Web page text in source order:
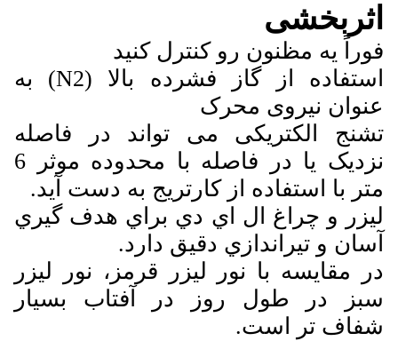
اثربخشی
فوراً يه مظنون رو کنترل کنيد
استفاده از گاز فشرده بالا (N2) به
عنوان نیروی محرک
تشنج الکتریکی می تواند در فاصله
نزدیک یا در فاصله با محدوده موثر 6
متر با استفاده از کارتریج به دست آید.
ليزر و چراغ ال اي دي براي هدف گيري
آسان و تيراندازي دقيق دارد.
در مقایسه با نور لیزر قرمز، نور لیزر
سبز در طول روز در آفتاب بسیار
شفاف تر است.